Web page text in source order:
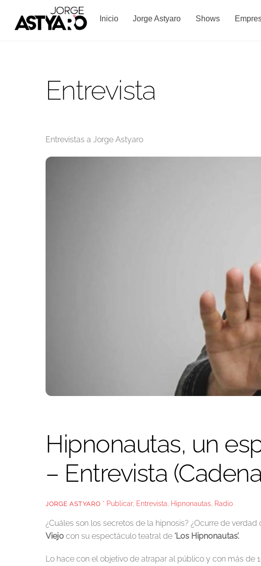
content
Inicio Jorge Astyaro Shows
Entrevista
Entrevistas a Jorge Astyaro
Hipnonautas, un
– Entrevista
JORGE ASTYARO * Publicar, Entrevista Hipnonautas Radio
¿Cuáles son los secretos de la hipnosis? ¿Ocurre de
Viejo con su espectáculo teatral de ‘Los Hipnonautas’.
Lo hace con el objetivo de atrapar al público y con más de